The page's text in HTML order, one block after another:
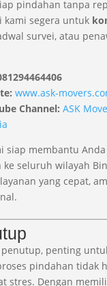
pindahan tanpa
kami segera untuk
survei, atau
www.ask-
Channel: ASK
siap membantu
ke seluruh wilayah
yang cepat,
penutup, penting
pindahan tidak
stres. Dengan